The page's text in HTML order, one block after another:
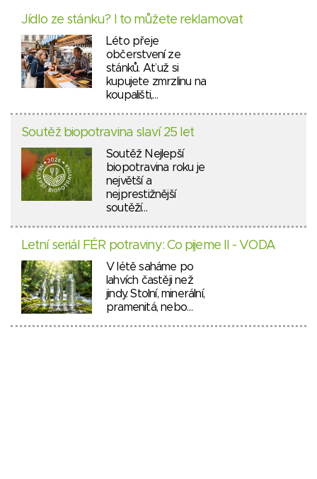
Jídlo ze stánku? I to můžete reklamovat
Léto přeje
občerstvení ze
stánků. Ať už si
kupujete zmrzlinu na
koupališti,…
Soutěž biopotravina slaví 25 let
Soutěž Nejlepší
biopotravina roku je
největší a
nejprestižnější
soutěží…
Letní seriál FÉR potraviny: Co pijeme II - VODA
V létě saháme po
lahvích častěji než
jindy. Stolní, minerální,
pramenitá, nebo…